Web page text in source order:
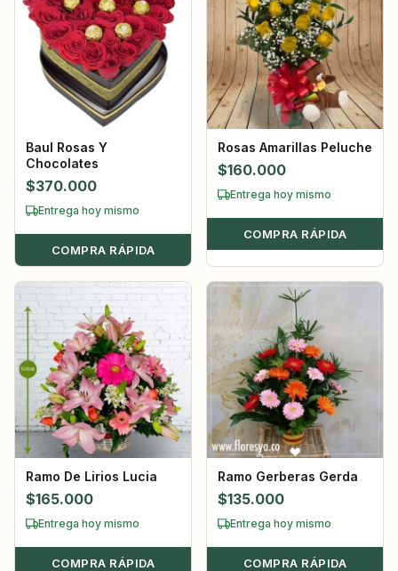
Baul Rosas Y
Chocolates
$370.000
Entrega hoy mismo
COMPRA RÁPIDA
Rosas Amarillas Peluche
$160.000
Entrega hoy mismo
COMPRA RÁPIDA
Ramo De Lirios Lucia
$165.000
Entrega hoy mismo
COMPRA RÁPIDA
Ramo Gerberas Gerda
$135.000
Entrega hoy mismo
COMPRA RÁPIDA